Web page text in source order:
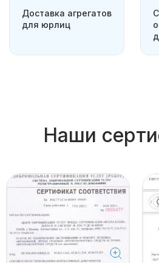
Доставка агрегатов
для юрлиц
Наши